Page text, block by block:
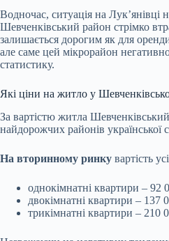
Водночас, ситуація на Лук’янівці
Шевченківський район стрімко
залишається дорогим як для
але саме цей мікрорайон
статистику.
Які ціни на житло у
За вартістю житла
найдорожчих районів української
На вторинному ринку вартість
однокімнатні квартири – 92
двокімнатні квартири – 137
трикімнатні квартири – 210